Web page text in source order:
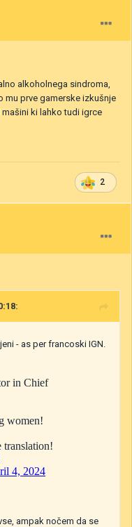
alkoholnega sindroma,
mu prve gamerske izkušnje
ki lahko tudi igrce
2
- as per francoski IGN.
ampak nočem da se